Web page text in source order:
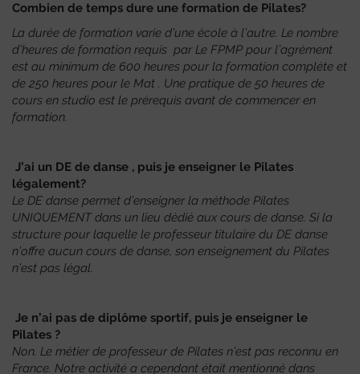
Combien de temps dure une formation de Pilates?
La durée de formation varie d’une école à l’autre. Le nombre
d’heures de formation requis par Le FPMP pour l’agrément
est au minimum de 600 heures pour la formation complète et
de 250 heures pour le Mat . Une pratique de 50 heures de
cours en studio est le prérequis avant de commencer en
formation.
J’ai un DE de danse , puis je enseigner le Pilates
légalement?
Le DE danse permet d’enseigner la méthode Pilates
UNIQUEMENT dans un lieu dédié aux cours de danse. Si la
structure pour laquelle le professeur titulaire du DE danse
n’offre aucun cours de danse, son enseignement du Pilates
n’est pas légal.
Je n’ai pas de diplôme sportif, puis je enseigner le
Pilates ?
Non. Le métier de professeur de Pilates n’est pas reconnu en
France. Notre activité a cependant était mentionné dans